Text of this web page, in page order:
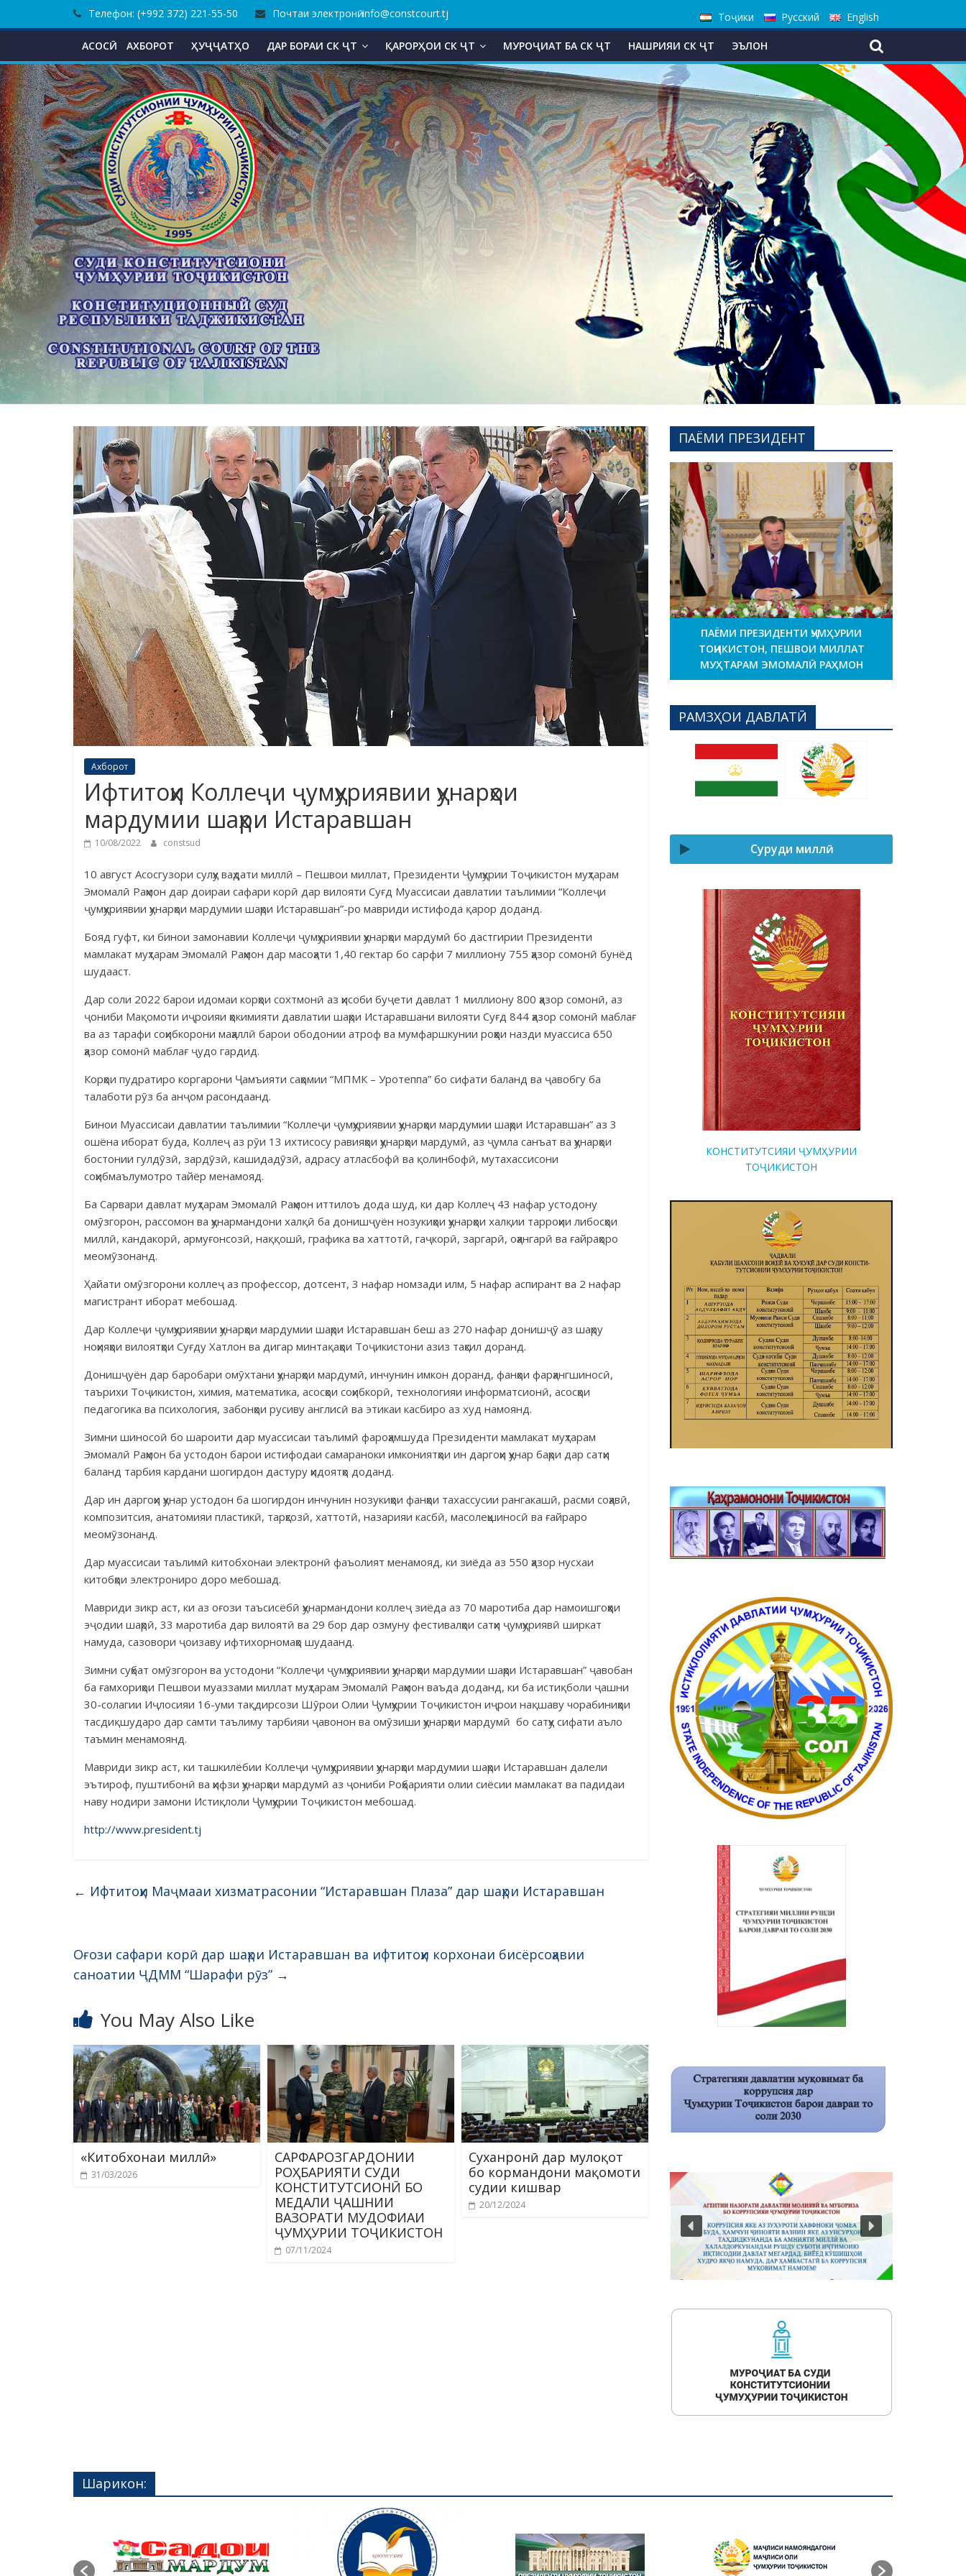
to
Телефон: (+992 372) 221-55-50 Почтаи электронӣ: info@constcourt.tj Тоҷики Русский English
АСОСӢ АХБОРОТ ҲУҶҶАТҲО ДАР БОРАИ СК ҶТ ҚАРОРҲОИ СК ҶТ МУРОҶИАТ БА СК ҶТ НАШРИЯИ СК ҶТ ЭЪЛОН
Ахборот
Ифтитоҳи Коллеҷи ҷумҳуриявии ҳунарҳои
мардумии шаҳри Истаравшан
10/08/2022 constsud
10 август Асосгузори сулҳу ваҳдати миллӣ – Пешвои миллат, Президенти Ҷумҳурии Тоҷикистон муҳтарам
Эмомалӣ Раҳмон дар доираи сафари корӣ дар вилояти Суғд Муассисаи давлатии таълимии “Коллеҷи
ҷумҳуриявии ҳунарҳои мардумии шаҳри Истаравшан”-ро мавриди истифода қарор доданд.
Бояд гуфт, ки бинои замонавии Коллеҷи ҷумҳуриявии ҳунарҳои мардумӣ бо дастгирии Президенти
мамлакат муҳтарам Эмомалӣ Раҳмон дар масоҳати 1,40 гектар бо сарфи 7 миллиону 755 ҳазор сомонӣ бунёд
шудааст.
Дар соли 2022 барои идомаи корҳои сохтмонӣ аз ҳисоби буҷети давлат 1 миллиону 800 ҳазор сомонӣ, аз
ҷониби Мақомоти иҷроияи ҳокимияти давлатии шаҳри Истаравшани вилояти Суғд 844 ҳазор сомонӣ маблағ
ва аз тарафи соҳибкорони маҳаллӣ барои ободонии атроф ва мумфаршкунии роҳҳои назди муассиса 650
ҳазор сомонӣ маблағ ҷудо гардид.
Корҳои пудратиро коргарони Ҷамъияти саҳомии “МПМК – Уротеппа” бо сифати баланд ва ҷавобгу ба
талаботи рӯз ба анҷом расондаанд.
Бинои Муассисаи давлатии таълимии “Коллеҷи ҷумҳуриявии ҳунарҳои мардумии шаҳри Истаравшан” аз 3
ошёна иборат буда, Коллеҷ аз рӯи 13 ихтисосу равияҳои ҳунарҳои мардумӣ, аз ҷумла санъат ва ҳунарҳои
бостонии гулдӯзӣ, зардӯзӣ, кашидадӯзӣ, адрасу атласбофӣ ва қолинбофӣ, мутахассисони
соҳибмаълумотро тайёр менамояд.
Ба Сарвари давлат муҳтарам Эмомалӣ Раҳмон иттилоъ дода шуд, ки дар Коллеҷ 43 нафар устодону
омӯзгорон, рассомон ва ҳунармандони халқӣ ба донишҷуён нозукиҳои ҳунарҳои халқии тарроҳии либосҳои
миллӣ, кандакорӣ, армуғонсозӣ, наққошӣ, графика ва хаттотӣ, гаҷкорӣ, заргарӣ, оҳангарӣ ва ғайраҳоро
меомӯзонанд.
Ҳайати омӯзгорони коллеҷ аз профессор, дотсент, 3 нафар номзади илм, 5 нафар аспирант ва 2 нафар
магистрант иборат мебошад.
Дар Коллеҷи ҷумҳуриявии ҳунарҳои мардумии шаҳри Истаравшан беш аз 270 нафар донишҷӯ аз шаҳру
ноҳияҳои вилоятҳои Суғду Хатлон ва дигар минтақаҳои Тоҷикистони азиз таҳсил доранд.
Донишҷуён дар баробари омӯхтани ҳунарҳои мардумӣ, инчунин имкон доранд, фанҳои фарҳангшиносӣ,
таърихи Тоҷикистон, химия, математика, асосҳои соҳибкорӣ, технологияи информатсионӣ, асосҳои
педагогика ва психология, забонҳои русиву англисӣ ва этикаи касбиро аз худ намоянд.
Зимни шиносоӣ бо шароити дар муассисаи таълимӣ фароҳамшуда Президенти мамлакат муҳтарам
Эмомалӣ Раҳмон ба устодон барои истифодаи самараноки имкониятҳои ин даргоҳи ҳунар баҳри дар сатҳи
баланд тарбия кардани шогирдон дастуру ҳидоятҳо доданд.
Дар ин даргоҳи ҳунар устодон ба шогирдон инчунин нозукиҳои фанҳои тахассусии рангакашӣ, расми соҳавӣ,
композитсия, анатомияи пластикӣ, тарҳсозӣ, хаттотӣ, назарияи касбӣ, масолеҳшиносӣ ва ғайраро
меомӯзонанд.
Дар муассисаи таълимӣ китобхонаи электронӣ фаъолият менамояд, ки зиёда аз 550 ҳазор нусхаи
китобҳои электрониро доро мебошад.
Мавриди зикр аст, ки аз оғози таъсисёбӣ ҳунармандони коллеҷ зиёда аз 70 маротиба дар намоишгоҳҳои
эҷодии шаҳрӣ, 33 маротиба дар вилоятӣ ва 29 бор дар озмуну фестивалҳои сатҳи ҷумҳуриявӣ ширкат
намуда, сазовори ҷоизаву ифтихорномаҳо шудаанд.
Зимни суҳбат омӯзгорон ва устодони “Коллеҷи ҷумҳуриявии ҳунарҳои мардумии шаҳри Истаравшан” ҷавобан
ба ғамхориҳои Пешвои муаззами миллат муҳтарам Эмомалӣ Раҳмон ваъда доданд, ки ба истиқболи ҷашни
30-солагии Иҷлосияи 16-уми тақдирсози Шӯрои Олии Ҷумҳурии Тоҷикистон иҷрои нақшаву чорабиниҳои
тасдиқшударо дар самти таълиму тарбияи ҷавонон ва омӯзиши ҳунарҳои мардумӣ бо сатҳу сифати аъло
таъмин менамоянд.
Мавриди зикр аст, ки ташкилёбии Коллеҷи ҷумҳуриявии ҳунарҳои мардумии шаҳри Истаравшан далели
эътироф, пуштибонӣ ва ҳифзи ҳунарҳои мардумӣ аз ҷониби Роҳбарияти олии сиёсии мамлакат ва падидаи
наву нодири замони Истиқлоли Ҷумҳурии Тоҷикистон мебошад.
http://www.president.tj
← Ифтитоҳи Маҷмааи хизматрасонии “Истаравшан Плаза” дар шаҳри Истаравшан
Оғози сафари корӣ дар шаҳри Истаравшан ва ифтитоҳи корхонаи бисёрсоҳавии
саноатии ҶДММ “Шарафи рӯз” →
You May Also Like
«Китобхонаи миллӣ»
31/03/2026
САРФАРОЗГАРДОНИИ
РОҲБАРИЯТИ СУДИ
КОНСТИТУТСИОНӢ БО
МЕДАЛИ ҶАШНИИ
ВАЗОРАТИ МУДОФИАИ
ҶУМҲУРИИ ТОҶИКИСТОН
07/11/2024
Суханронӣ дар мулоқот
бо кормандони мақомоти
судии кишвар
20/12/2024
ПАЁМИ ПРЕЗИДЕНТ
ПАЁМИ ПРЕЗИДЕНТИ ҶУМҲУРИИ
ТОҶИКИСТОН, ПЕШВОИ МИЛЛАТ
МУҲТАРАМ ЭМОМАЛӢ РАҲМОН
РАМЗҲОИ ДАВЛАТӢ
Суруди миллӣ
КОНСТИТУТСИЯИ ҶУМҲУРИИ
ТОҶИКИСТОН
Шарикон: